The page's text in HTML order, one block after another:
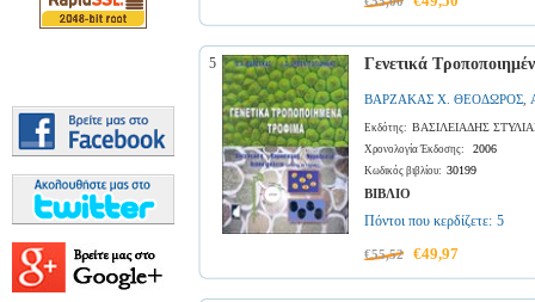
5 Γενετικά
ΒΑΡΖΑΚΑΣ Χ. ΘΕΟΔΩΡΟΣ
Εκδότης: ΒΑΣΙΛΕΙΑΔΗΣ
Χρονολογία Έκδοσης: 2006
Κωδικός βιβλίου: 30199
ΒΙΒΛΙΟ
Πόντοι που κερδίζετε: 5
€55,52 €49,97